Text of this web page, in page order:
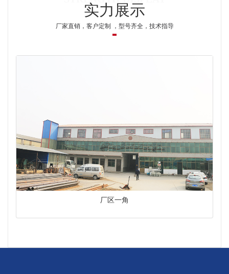
实力展示
厂家直销，客户定制 ，型号齐全，技术指导
厂区一角